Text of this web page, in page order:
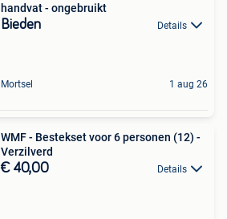
handvat - ongebruikt
Bieden Details
Mortsel 1 aug 26
WMF - Bestekset voor 6 personen (12) -
Verzilverd
€ 40,00 Details